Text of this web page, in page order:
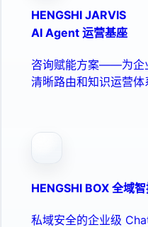
HENGSHI JARVIS
AI Agent 运营基座
咨询赋能方案——为企
清晰路由和知识运营体
HENGSHI BOX 全域
私域安全的企业级